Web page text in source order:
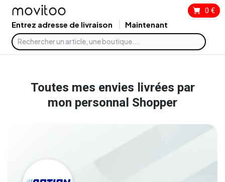
Entrez adresse de livraison Maintenant
0 €
Toutes mes envies livrées par
mon personnal Shopper